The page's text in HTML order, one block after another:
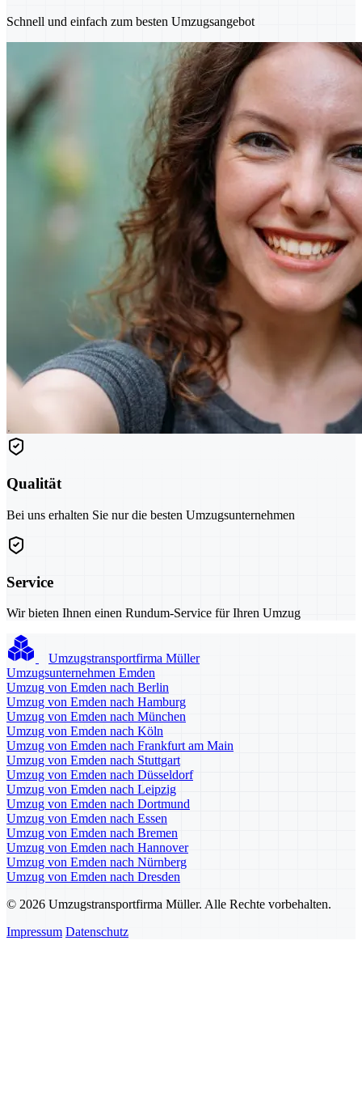
Schnell und einfach zum besten Umzugsangebot
Qualität
Bei uns erhalten Sie nur die besten Umzugsunternehmen
Service
Wir bieten Ihnen einen Rundum-Service für Ihren Umzug
Umzugstransportfirma Müller
Umzugsunternehmen Emden
Umzug von Emden nach Berlin
Umzug von Emden nach Hamburg
Umzug von Emden nach München
Umzug von Emden nach Köln
Umzug von Emden nach Frankfurt am Main
Umzug von Emden nach Stuttgart
Umzug von Emden nach Düsseldorf
Umzug von Emden nach Leipzig
Umzug von Emden nach Dortmund
Umzug von Emden nach Essen
Umzug von Emden nach Bremen
Umzug von Emden nach Hannover
Umzug von Emden nach Nürnberg
Umzug von Emden nach Dresden
© 2026 Umzugstransportfirma Müller. Alle Rechte vorbehalten.
Impressum Datenschutz